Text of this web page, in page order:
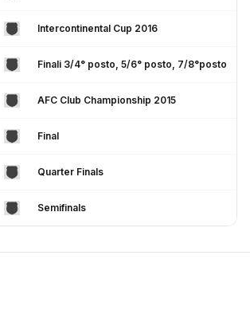
Intercontinental Cup 2016
Finali 3/4° posto, 5/6° posto, 7/8°posto
AFC Club Championship 2015
Final
Quarter Finals
Semifinals